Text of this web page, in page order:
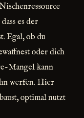
es der
Egal, ob du
oder dich
Mangel kann
werfen. Hier
optimal nutzt